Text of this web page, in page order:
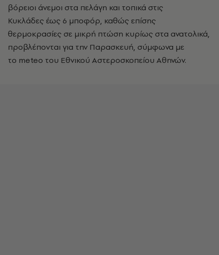
βόρειοι άνεμοι στα πελάγη και τοπικά στις
Κυκλάδες έως 6 μποφόρ, καθώς επίσης
θερμοκρασίες σε μικρή πτώση κυρίως στα ανατολικά,
προβλέπονται για την Παρασκευή, σύμφωνα με
το meteo του Εθνικού Αστεροσκοπείου Αθηνών.